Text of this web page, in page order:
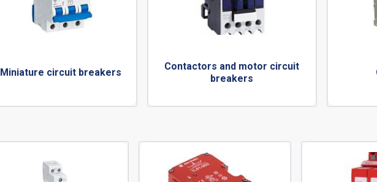
Miniature circuit breakers
Contactors and motor circuit
breakers